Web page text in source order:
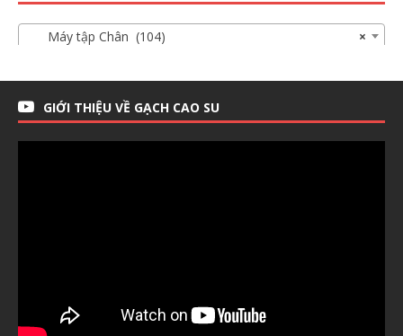
×
Máy tập Chân (104)
GIỚI THIỆU VỀ GẠCH CAO SU